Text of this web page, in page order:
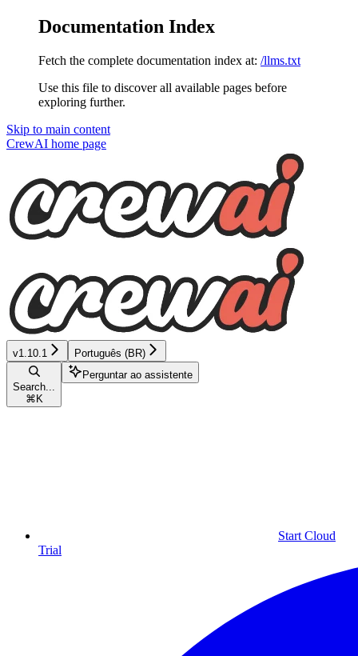
Documentation Index
Fetch the complete documentation index at: /llms.txt
Use this file to discover all available pages before
exploring further.
Skip to main content
CrewAI home page
v1.10.1 Português (BR)
Search...
⌘ K
Perguntar ao assistente
Start Cloud
Trial